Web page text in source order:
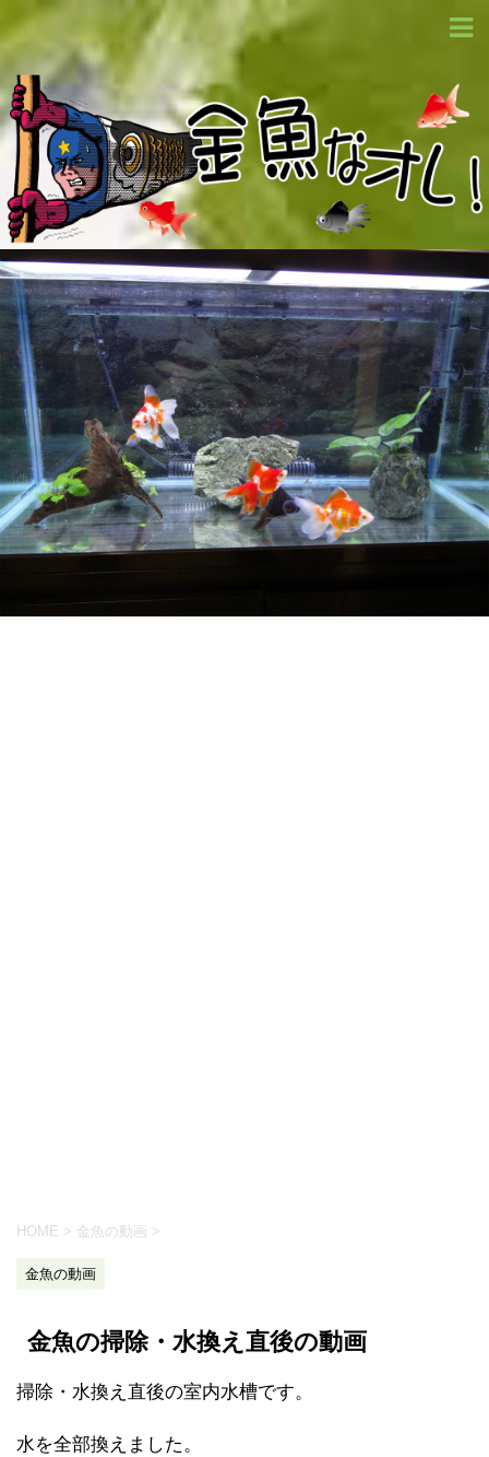
HOME > 金魚の動画 >
金魚の動画
金魚の掃除・水換え直後の動画
掃除・水換え直後の室内水槽です。
水を全部換えました。